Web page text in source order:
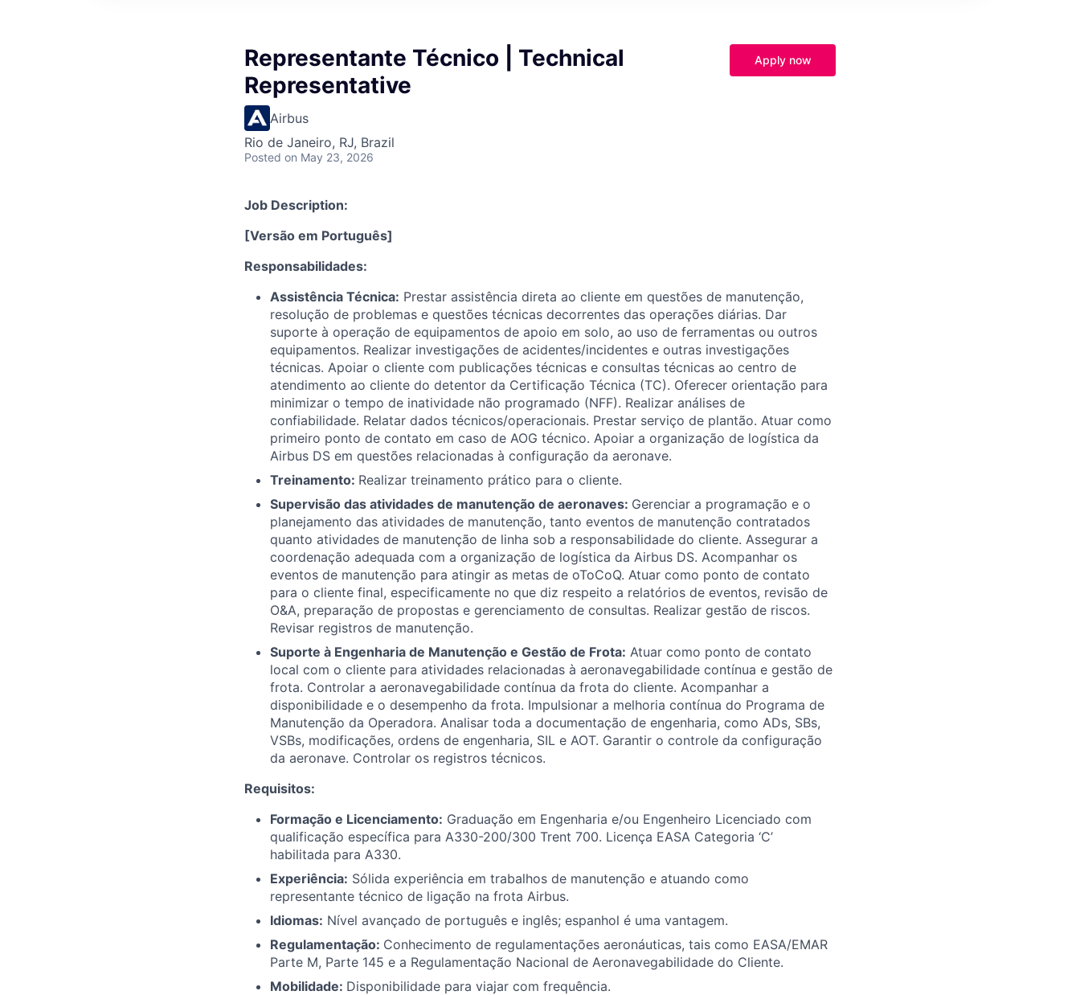
Representante Técnico | Technical
Representative
Airbus
Rio de Janeiro, RJ, Brazil
Posted on May 23, 2026
Apply now
Job Description:
[Versão em Português]
Responsabilidades:
Assistência Técnica: Prestar assistência direta ao cliente em questões de manutenção,
resolução de problemas e questões técnicas decorrentes das operações diárias. Dar
suporte à operação de equipamentos de apoio em solo, ao uso de ferramentas ou outros
equipamentos. Realizar investigações de acidentes/incidentes e outras investigações
técnicas. Apoiar o cliente com publicações técnicas e consultas técnicas ao centro de
atendimento ao cliente do detentor da Certificação Técnica (TC). Oferecer orientação para
minimizar o tempo de inatividade não programado (NFF). Realizar análises de
confiabilidade. Relatar dados técnicos/operacionais. Prestar serviço de plantão. Atuar como
primeiro ponto de contato em caso de AOG técnico. Apoiar a organização de logística da
Airbus DS em questões relacionadas à configuração da aeronave.
Treinamento: Realizar treinamento prático para o cliente.
Supervisão das atividades de manutenção de aeronaves: Gerenciar a programação e o
planejamento das atividades de manutenção, tanto eventos de manutenção contratados
quanto atividades de manutenção de linha sob a responsabilidade do cliente. Assegurar a
coordenação adequada com a organização de logística da Airbus DS. Acompanhar os
eventos de manutenção para atingir as metas de oToCoQ. Atuar como ponto de contato
para o cliente final, especificamente no que diz respeito a relatórios de eventos, revisão de
O&A, preparação de propostas e gerenciamento de consultas. Realizar gestão de riscos.
Revisar registros de manutenção.
Suporte à Engenharia de Manutenção e Gestão de Frota: Atuar como ponto de contato
local com o cliente para atividades relacionadas à aeronavegabilidade contínua e gestão de
frota. Controlar a aeronavegabilidade contínua da frota do cliente. Acompanhar a
disponibilidade e o desempenho da frota. Impulsionar a melhoria contínua do Programa de
Manutenção da Operadora. Analisar toda a documentação de engenharia, como ADs, SBs,
VSBs, modificações, ordens de engenharia, SIL e AOT. Garantir o controle da configuração
da aeronave. Controlar os registros técnicos.
Requisitos:
Formação e Licenciamento: Graduação em Engenharia e/ou Engenheiro Licenciado com
qualificação específica para A330-200/300 Trent 700. Licença EASA Categoria ‘C’
habilitada para A330.
Experiência: Sólida experiência em trabalhos de manutenção e atuando como
representante técnico de ligação na frota Airbus.
Idiomas: Nível avançado de português e inglês; espanhol é uma vantagem.
Regulamentação: Conhecimento de regulamentações aeronáuticas, tais como EASA/EMAR
Parte M, Parte 145 e a Regulamentação Nacional de Aeronavegabilidade do Cliente.
Mobilidade: Disponibilidade para viajar com frequência.